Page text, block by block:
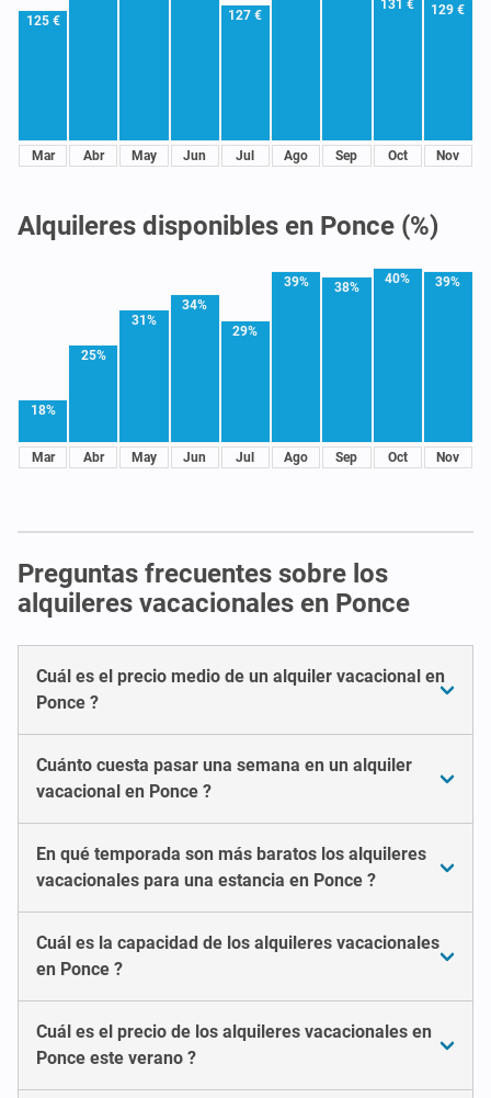
125 €
Mar Abr May Jun
127 €
Jul Ago Sep
131 €
Oct
129 €
Nov
Alquileres disponibles en Ponce (%)
18%
Mar
25%
Abr
31%
May
34%
Jun
29%
Jul
39%
Ago
38%
Sep
40%
Oct
39%
Nov
Preguntas frecuentes sobre los
alquileres vacacionales en Ponce
Cuál es el precio medio de un alquiler vacacional en
Ponce ?
Cuánto cuesta pasar una semana en un alquiler
vacacional en Ponce ?
En qué temporada son más baratos los alquileres
vacacionales para una estancia en Ponce ?
Cuál es la capacidad de los alquileres vacacionales
en Ponce ?
Cuál es el precio de los alquileres vacacionales en
Ponce este verano ?